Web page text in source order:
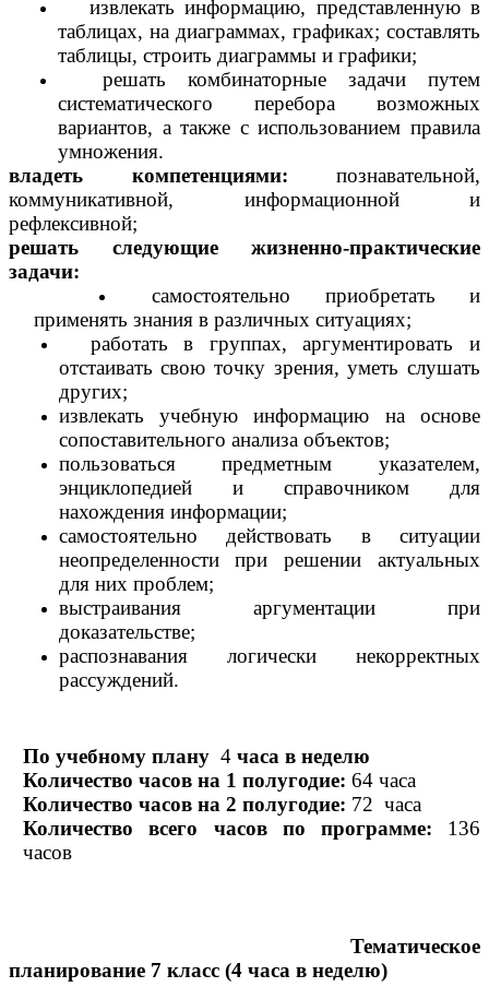
извлекать информацию, представленную в
таблицах, на диаграммах, графиках; составлять
таблицы, строить диаграммы и графики;
решать комбинаторные задачи путем
систематического перебора возможных
вариантов, а также с использованием правила
умножения.
владеть компетенциями: познавательной,
коммуникативной, информационной и
рефлексивной;
решать следующие жизненно-практические
задачи:
самостоятельно приобретать и
применять знания в различных ситуациях;
работать в группах, аргументировать и
отстаивать свою точку зрения, уметь слушать
других;
извлекать учебную информацию на основе
сопоставительного анализа объектов;
пользоваться предметным указателем,
энциклопедией и справочником для
нахождения информации;
самостоятельно действовать в ситуации
неопределенности при решении актуальных
для них проблем;
выстраивания аргументации при
доказательстве;
распознавания логически некорректных
рассуждений.
По учебному плану4часа в неделю
Количество часов на 1 полугодие: 64 часа
Количество часов на 2 полугодие: 72 часа
Количество всего часов по программе: 136
часов
Тематическое
планирование 7 класс (4 часа в неделю)